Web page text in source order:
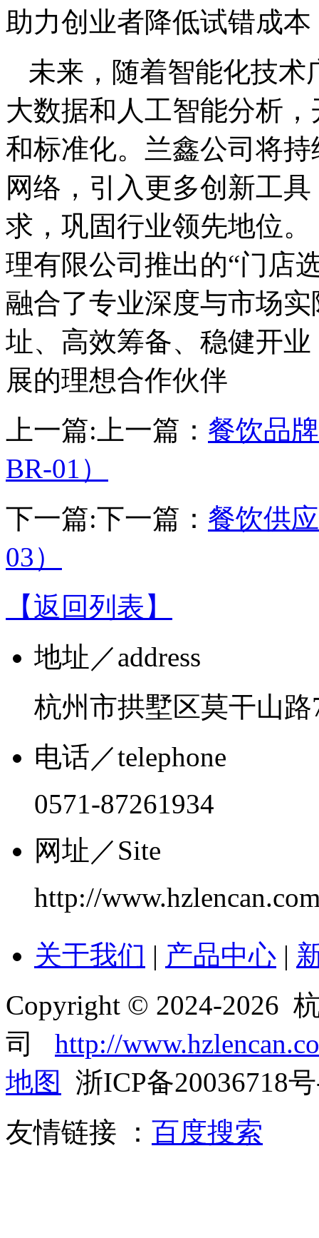
助力创业者降低试错成
未来，随着智能化技
大数据和人工智能分析
和标准化。兰鑫公司将
网络，引入更多创新工
求，巩固行业领先地位
理有限公司推出的“门店
融合了专业深度与市场
址、高效筹备、稳健开
展的理想合作伙伴
上一篇: 上一篇： 餐饮品
BR-01）
下一篇:下一篇： 餐饮供
03）
【返回列表】
地址 ／address
杭州市拱墅区莫干山
电话／telephone
0571-87261934
网址 ／Site
http://
关于我们 | 产品中心 |
Copyright © 2024-2026
司 http://
地图
浙ICP备20036718
友情链接 ： 百度搜索